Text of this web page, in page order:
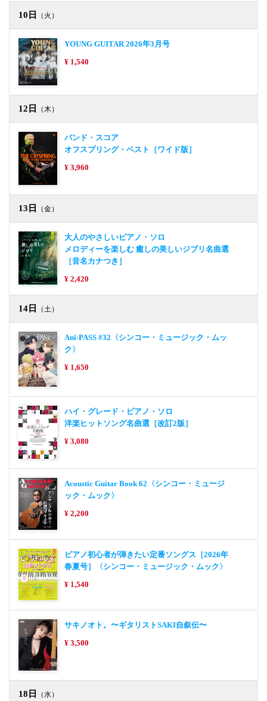
10日 （火）
YOUNG GUITAR 2026年3月号
¥ 1,540
12日 （木）
バンド・スコア
オフスプリング・ベスト［ワイド版］
¥ 3,960
13日 （金）
大人のやさしいピアノ・ソロ
メロディーを楽しむ 癒しの美しいジブリ名曲選
［音名カナつき］
¥ 2,420
14日 （土）
Ani-PASS #32〈シンコー・ミュージック・ムッ
ク〉
¥ 1,650
ハイ・グレード・ピアノ・ソロ
洋楽ヒットソング名曲選［改訂2版］
¥ 3,080
Acoustic Guitar Book 62〈シンコー・ミュージ
ック・ムック〉
¥ 2,200
ピアノ初心者が弾きたい定番ソングス［2026年
春夏号］〈シンコー・ミュージック・ムック〉
¥ 1,540
サキノオト。〜ギタリストSAKI自叙伝〜
¥ 3,500
18日 （水）